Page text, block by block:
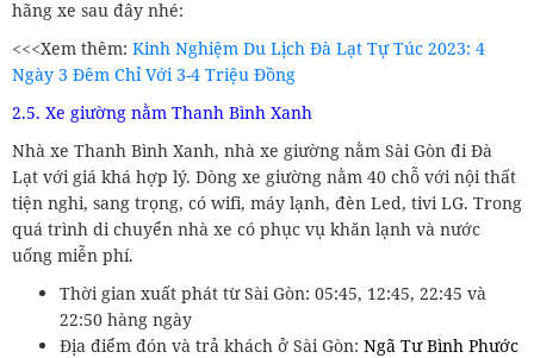
hãng xe sau đây nhé:
<<<Xem thêm: Kinh Nghiệm Du Lịch Đà Lạt Tự Túc 2023: 4
Ngày 3 Đêm Chỉ Với 3-4 Triệu Đồng
2.5. Xe giường nằm Thanh Bình Xanh
Nhà xe Thanh Bình Xanh, nhà xe giường nằm Sài Gòn đi Đà
Lạt với giá khá hợp lý. Dòng xe giường nằm 40 chỗ với nội thất
tiện nghi, sang trọng, có wifi, máy lạnh, đèn Led, tivi LG. Trong
quá trình di chuyển nhà xe có phục vụ khăn lạnh và nước
uống miễn phí.
Thời gian xuất phát từ Sài Gòn: 05:45, 12:45, 22:45 và
22:50 hàng ngày
Địa điểm đón và trả khách ở Sài Gòn: Ngã Tư Bình Phước